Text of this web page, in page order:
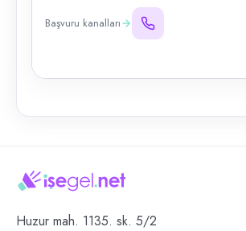
Başvuru kanalları
Huzur mah. 1135. sk. 5/2